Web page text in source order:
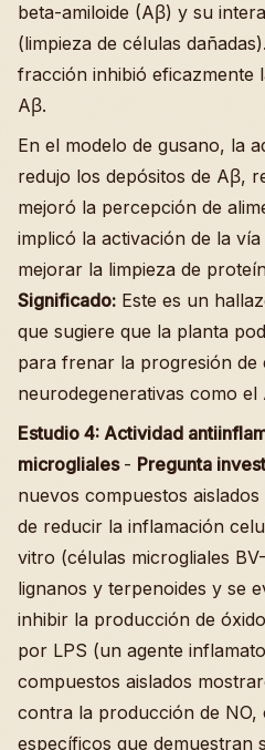
beta-amiloide (Aβ) y su
(limpieza de células
fracción inhibió eficazmente
Aβ.
En el modelo de gusano, la
redujo los depósitos de Aβ,
mejoró la percepción de
implicó la activación de la
mejorar la limpieza de
Significado: Este es un
que sugiere que la planta
para frenar la progresión de
neurodegenerativas como el
Estudio 4: Actividad
microgliales - Pregunta
nuevos compuestos
de reducir la inflamación
vitro (células microgliales
lignanos y terpenoides y se
inhibir la producción de
por LPS (un agente
compuestos aislados
contra la producción de NO,
específicos que demuestran